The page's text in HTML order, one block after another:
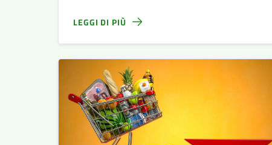
LEGGI DI PIÙ